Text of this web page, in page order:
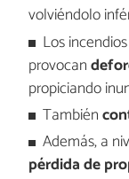
volviéndolo
Los
provocan
propiciando
También
Además, a
pérdida de